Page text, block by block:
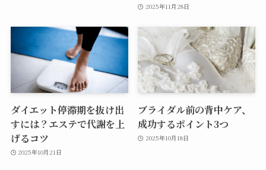
2025年11月28日
ダイエット停滞期を抜け出
すには？エステで代謝を上
げるコツ
2025年10月21日
ブライダル前の背中ケア、
成功するポイント3つ
2025年10月18日